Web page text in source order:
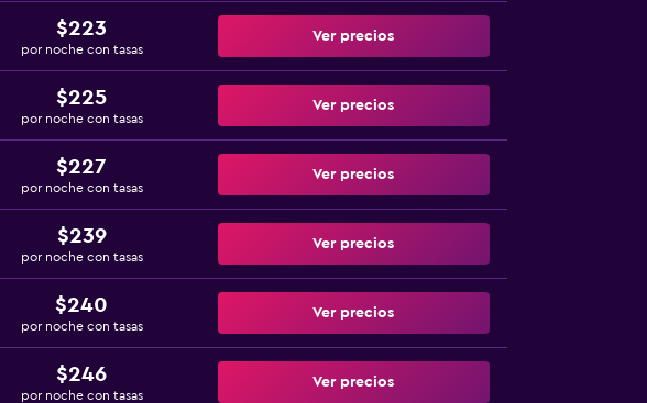
$223
por noche con tasas
Ver precios
$225
por noche con tasas
Ver precios
$227
por noche con tasas
Ver precios
$239
por noche con tasas
Ver precios
$240
por noche con tasas
Ver precios
$246
por noche con tasas
Ver precios